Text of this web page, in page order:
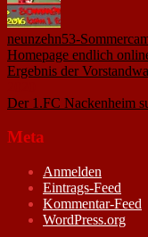
neunzehn53-
Homepage endlich
Ergebnis der
Der 1.FC Nackenheim
Meta
Anmelden
Eintrags-Feed
Kommentar-Feed
WordPress.org